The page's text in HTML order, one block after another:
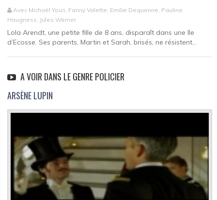
Avec Michaël Youn, Fanny Valette, Emilie Dequenne, Pauline
Haugness, Jules Werner
Lola Arendt, une petite fille de 8 ans, disparaît dans une Ile
d’Ecosse. Ses parents, Martin et Sarah, brisés, ne résistent...
A VOIR DANS LE GENRE POLICIER
ARSÈNE LUPIN